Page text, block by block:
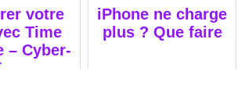
votre
Time
– Cyber-
iPhone ne charge
plus ? Que faire